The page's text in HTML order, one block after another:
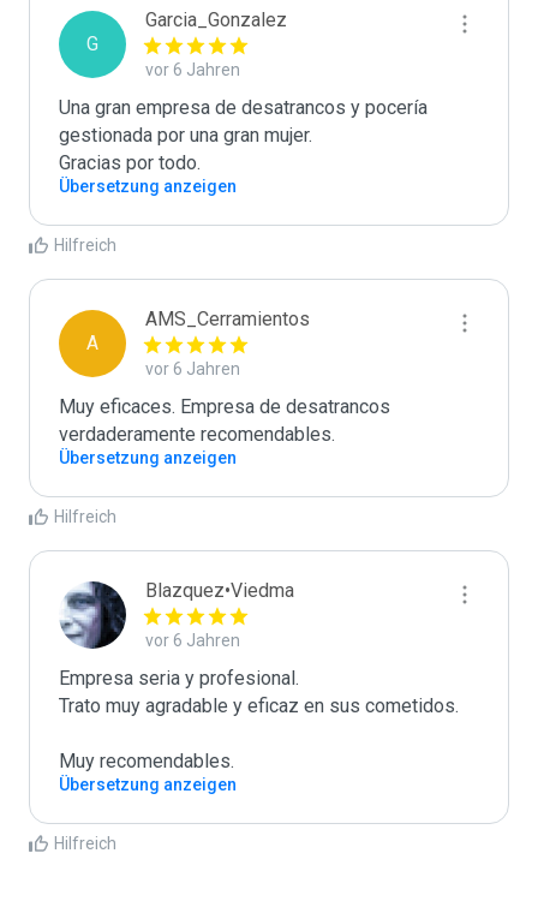
G
Garcia_Gonzalez
vor 6 Jahren
Una gran empresa de desatrancos y pocería
gestionada por una gran mujer.
Gracias por todo.
Übersetzung anzeigen
Hilfreich
A
AMS_Cerramientos
vor 6 Jahren
Muy eficaces. Empresa de desatrancos
verdaderamente recomendables.
Übersetzung anzeigen
Hilfreich
Blazquez•Viedma
vor 6 Jahren
Empresa seria y profesional.
Trato muy agradable y eficaz en sus cometidos.
Muy recomendables.
Übersetzung anzeigen
Hilfreich